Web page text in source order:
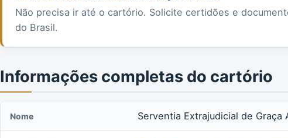
Não precisa ir até o cartório. Solicite certidões e
do Brasil.
Informações completas do cartório
Nome Serventia Extrajudicial de Graça